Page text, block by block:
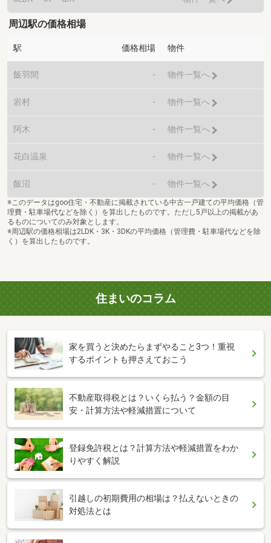
周辺駅の価格相場
駅 価格相場 物件
飯羽間 - 物件一覧へ
岩村 - 物件一覧へ
阿木 - 物件一覧へ
花白温泉 - 物件一覧へ
飯沼 - 物件一覧へ
※このデータはgoo住宅・不動産に掲載されている中古一戸建ての平均価格（管
理費・駐車場代などを除く）を算出したものです。ただし5戸以上の掲載があ
るものについてのみ対象とします。
※周辺駅の価格相場は2LDK・3K・3DKの平均価格（管理費・駐車場代などを除
く）を算出したものです。
住まいのコラム
家を買うと決めたらまずやること3つ！重視
するポイントも押さえておこう
不動産取得税とは？いくら払う？金額の目
安・計算方法や軽減措置について
登録免許税とは？計算方法や軽減措置をわか
りやすく解説
引越しの初期費用の相場は？払えないときの
対処法とは